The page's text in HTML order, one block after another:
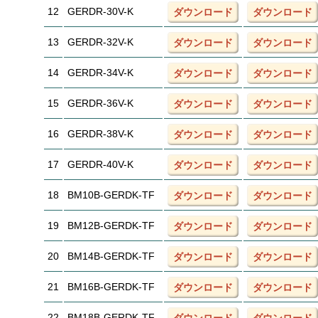
12 GERDR-30V-K ダウンロード ダウンロード
13 GERDR-32V-K ダウンロード ダウンロード
14 GERDR-34V-K ダウンロード ダウンロード
15 GERDR-36V-K ダウンロード ダウンロード
16 GERDR-38V-K ダウンロード ダウンロード
17 GERDR-40V-K ダウンロード ダウンロード
18 BM10B-GERDK-TF ダウンロード ダウンロード
19 BM12B-GERDK-TF ダウンロード ダウンロード
20 BM14B-GERDK-TF ダウンロード ダウンロード
21 BM16B-GERDK-TF ダウンロード ダウンロード